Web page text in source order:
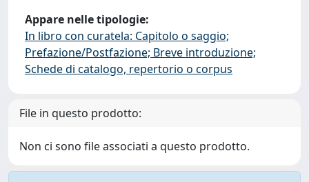
Appare nelle tipologie:
In libro con curatela: Capitolo o saggio;
Prefazione/Postfazione; Breve introduzione;
Schede di catalogo, repertorio o corpus
File in questo prodotto:
Non ci sono file associati a questo prodotto.